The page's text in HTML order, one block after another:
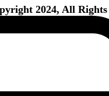
2024, All Rights